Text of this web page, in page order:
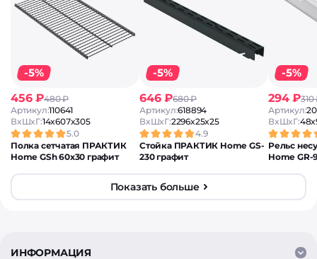
-5%
456 ₽480 ₽
Артикул:110641
ВxШxГ:14x607x305
5.0
Полка сетчатая ПРАКТИК
Home GSh 60х30 графит
-5%
646 ₽680 ₽
Артикул:618894
ВxШxГ:2296x25x25
4.9
Стойка ПРАКТИК Home GS-
230 графит
-5%
294 ₽310
Артикул:
ВxШxГ:
Рельс
Home
Показать больше
ИНФОРМАЦИЯ